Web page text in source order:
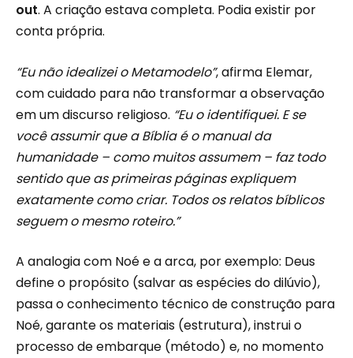
out. A criação estava completa. Podia existir por
conta própria.
“Eu não idealizei o Metamodelo”, afirma Elemar,
com cuidado para não transformar a observação
em um discurso religioso. “Eu o identifiquei. E se
você assumir que a Bíblia é o manual da
humanidade – como muitos assumem – faz todo
sentido que as primeiras páginas expliquem
exatamente como criar. Todos os relatos bíblicos
seguem o mesmo roteiro.”
A analogia com Noé e a arca, por exemplo: Deus
define o propósito (salvar as espécies do dilúvio),
passa o conhecimento técnico de construção para
Noé, garante os materiais (estrutura), instrui o
processo de embarque (método) e, no momento